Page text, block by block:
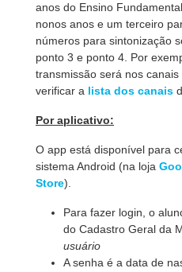
anos do Ensino
nonos anos e um terceiro
números para sintonização
ponto 3 e ponto 4. Por
transmissão será nos
verificar a lista dos canais
Por aplicativo:
O app está disponível para
sistema Android (na loja
Store).
Para fazer login, o
do Cadastro Geral da
usuário
A senha é a data de